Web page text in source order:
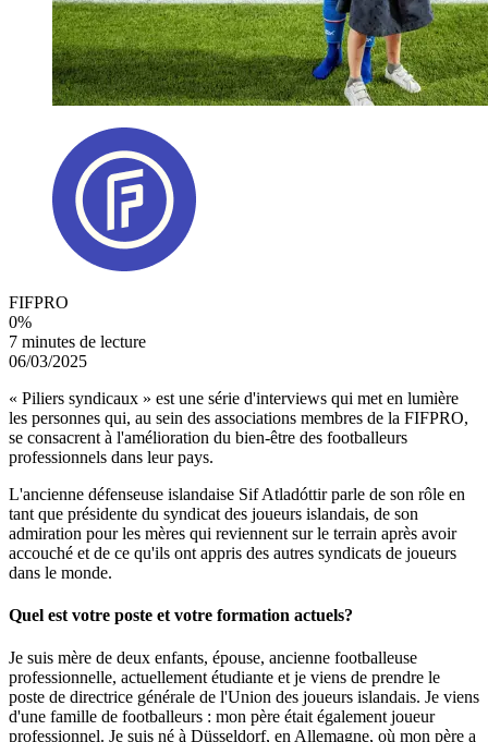
FIFPRO
0%
7 minutes de lecture
06/03/2025
« Piliers syndicaux » est une série d'interviews qui met en lumière
les personnes qui, au sein des associations membres de la FIFPRO,
se consacrent à l'amélioration du bien-être des footballeurs
professionnels dans leur pays.
L'ancienne défenseuse islandaise Sif Atladóttir parle de son rôle en
tant que présidente du syndicat des joueurs islandais, de son
admiration pour les mères qui reviennent sur le terrain après avoir
accouché et de ce qu'ils ont appris des autres syndicats de joueurs
dans le monde.
Quel est votre poste et votre formation actuels?
Je suis mère de deux enfants, épouse, ancienne footballeuse
professionnelle, actuellement étudiante et je viens de prendre le
poste de directrice générale de l'Union des joueurs islandais. Je viens
d'une famille de footballeurs : mon père était également joueur
professionnel. Je suis né à Düsseldorf, en Allemagne, où mon père a